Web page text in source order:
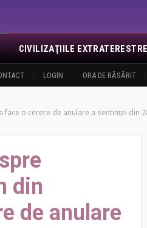
LOGIN ORA DE RĂSĂRIT
CIVILIZAŢIILE EXTRATERESTRE
o cerere de anulare a sentinței din
din
de anulare